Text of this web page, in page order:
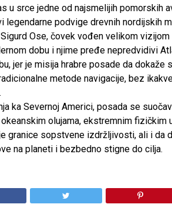
u srce jedne od najsmelijih pomorskih
legendarne podvige drevnih nordijskih
Ose, čovek vođen velikom
dobu i njime pređe nepredvidivi
jer je misija hrabre posade da
metode navigacije, bez
ka Severnoj Americi, posada se
olujama, ekstremnim
granice sopstvene izdržljivosti, ali i da
na planeti i bezbedno stigne do cilja.